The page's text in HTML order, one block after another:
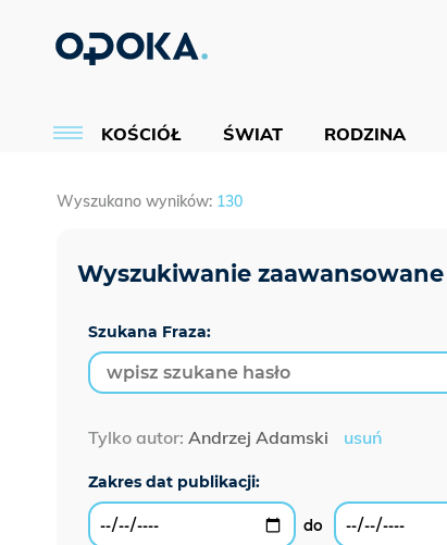
KOŚCIÓŁ ŚWIAT RODZINA
Wyszukano wyników: 130
Szukana Fraza:
Tylko autor: Andrzej Adamski usuń